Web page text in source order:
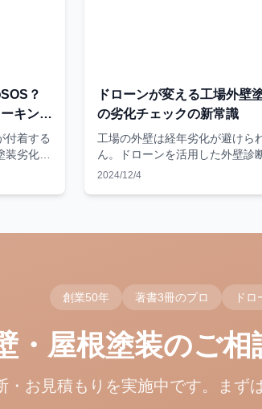
？
キング
付着する
劣化の
雨漏り
ドローンが変える工場外壁
の劣化チェックの新常識
工場の外壁は経年劣化が避けら
ん。ドローンを活用した外壁診
従来の方法と比べて効率性・安
てられます。
2024/12/4
創業50年 著書3冊のプロ ド
・屋根塗装のご相
・お見積もりを実施中です。まず